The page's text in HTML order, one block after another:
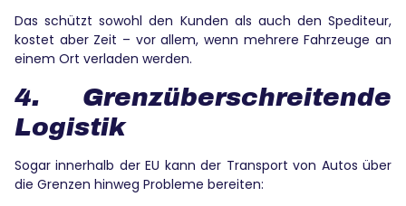
Das schützt sowohl den Kunden als auch den Spediteur,
kostet aber Zeit – vor allem, wenn mehrere Fahrzeuge an
einem Ort verladen werden.
4. Grenzüberschreitende
Logistik
Sogar innerhalb der EU kann der Transport von Autos über
die Grenzen hinweg Probleme bereiten: